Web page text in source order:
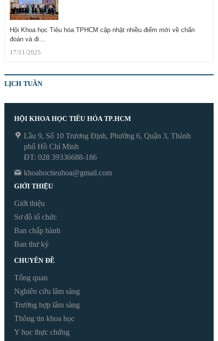
Hội Khoa học Tiêu hóa TPHCM cập nhật nhiều điểm mới về chẩn
đoán và đi…
17/11/2025
LỊCH TUẦN
HỘI KHOA HỌC TIÊU HÓA TP.HCM
Lầu 9, Số 10 Trương Định, Phường 6, Quận 3, Thành
phố Hồ Chí Minh
ĐT: 028 39336688-186
khoahoctieuhoa@gmail.com
GIỚI THIỆU
Giới thiệu
Sơ đồ tổ chức
Ban chấp hành
Ban thư ký
CHUYÊN ĐỀ
Tổng quan
Nghiên cứu lâm sàng
Trường hợp lâm sàng
Thông tin khoa học
Y học thực chứng